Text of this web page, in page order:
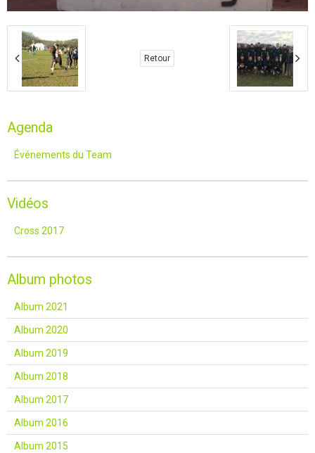
Retour
Agenda
Événements du Team
Vidéos
Cross 2017
Album photos
Album 2021
Album 2020
Album 2019
Album 2018
Album 2017
Album 2016
Album 2015